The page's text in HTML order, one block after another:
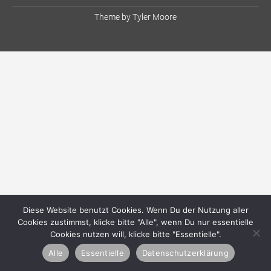
Theme byTyler Moore
Diese Website benutzt Cookies. Wenn Du der Nutzung aller
Cookies zustimmst, klicke bitte "Alle", wenn Du nur essentielle
Cookies nutzen will, klicke bitte "Essentielle".
Alle
Essentielle Datenschutzerklärung